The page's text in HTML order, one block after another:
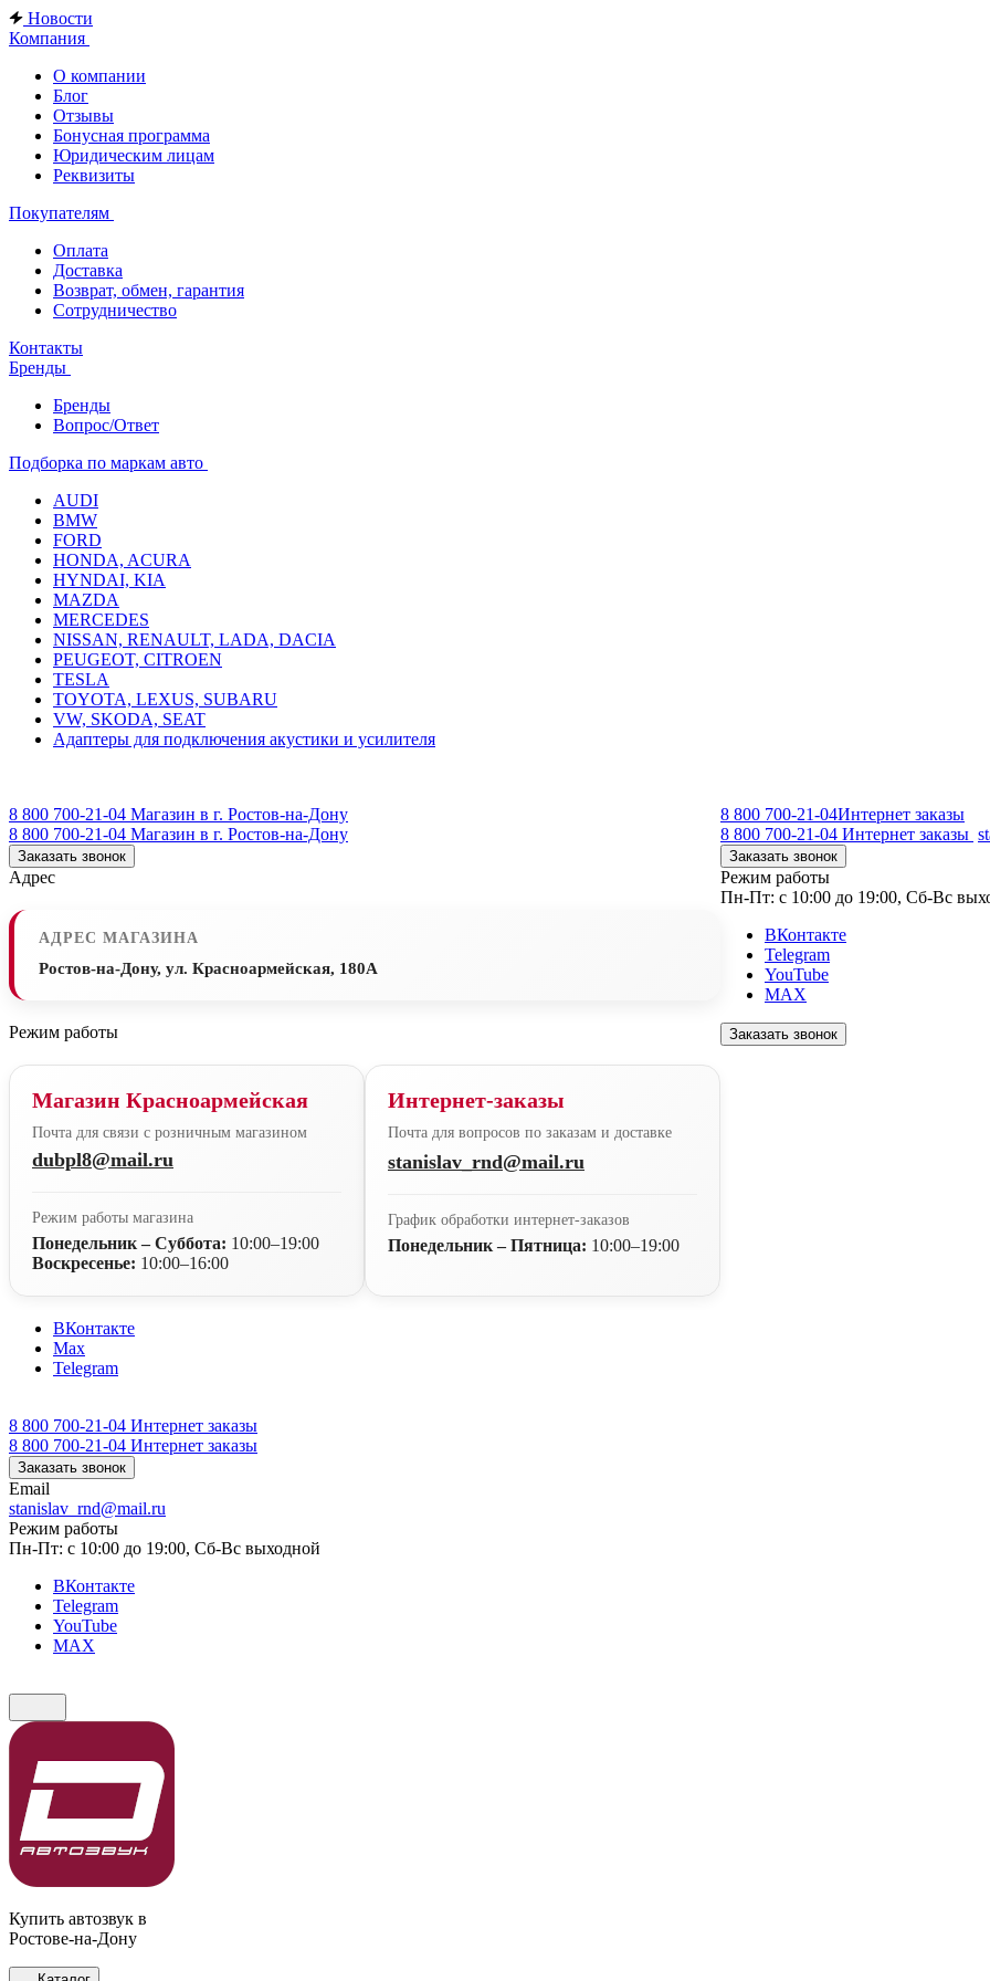
Новости
Компания
О компании
Блог
Отзывы
Бонусная программа
Юридическим лицам
Реквизиты
Покупателям
Оплата
Доставка
Возврат, обмен, гарантия
Сотрудничество
Контакты
Бренды
Бренды
Вопрос/Ответ
Подборка по маркам авто
AUDI
BMW
FORD
HONDA, ACURA
HYNDAI, KIA
MAZDA
MERCEDES
NISSAN, RENAULT, LADA, DACIA
PEUGEOT, CITROEN
TESLA
TOYOTA, LEXUS, SUBARU
VW, SKODA, SEAT
Адаптеры для подключения акустики и усилителя
8 800 700-21-04 Магазин в г. Ростов-на-Дону
8 800 700-21-04 Магазин в г. Ростов-на-Дону
Заказать звонок
Адрес
АДРЕС МАГАЗИНА
Ростов-на-Дону, ул. Красноармейская, 180А
Режим работы
Магазин Красноармейская
Почта для связи с розничным магазином
dubpl8@mail.ru
Режим работы магазина
Понедельник – Суббота: 10:00–19:00
Воскресенье: 10:00–16:00
Интернет-заказы
Почта для вопросов по заказам и доставке
stanislav_rnd@mail.ru
График обработки интернет-заказов
Понедельник – Пятница: 10:00–19:00
ВКонтакте
Max
Telegram
8 800 700-21-04 Интернет заказы
8 800 700-21-04 Интернет заказы
Заказать звонок
Email
stanislav_rnd@mail.ru
Режим работы
Пн-Пт: с 10:00 до 19:00, Сб-Вс выходной
ВКонтакте
Telegram
YouTube
MAX
8 800 700-21-04Интернет заказы
8 800 700-21-04 Интернет заказы
Заказать звонок
Режим работы
Пн-Пт: с 10:00 до 19:00, Сб-Вс
ВКонтакте
Telegram
YouTube
MAX
Заказать звонок
Купить автозвук в
Ростове-на-Дону